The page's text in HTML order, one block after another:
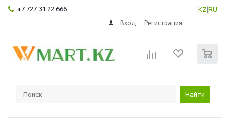
+7 727 31 22 666 KZ RU
Вход Регистрация
Найти